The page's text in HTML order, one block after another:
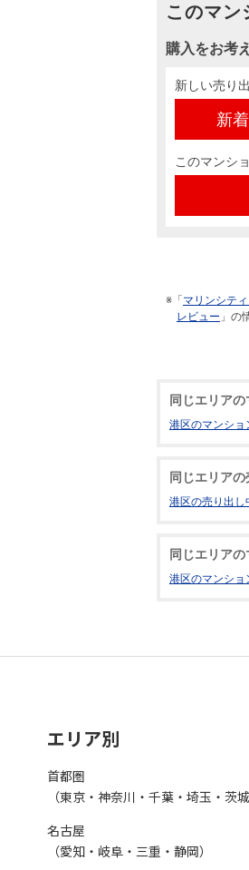
このマン
購入をお考
新しい売り
新
このマンシ
※「 マリンシテ
レビュー 」の
同じエリア
港区のマンショ
同じエリア
港区の売り出し
同じエリア
港区のマンショ
エリア別
首都圏
（東京・神奈川・千葉・埼玉・茨城
名古屋
（愛知・岐阜・三重・静岡）